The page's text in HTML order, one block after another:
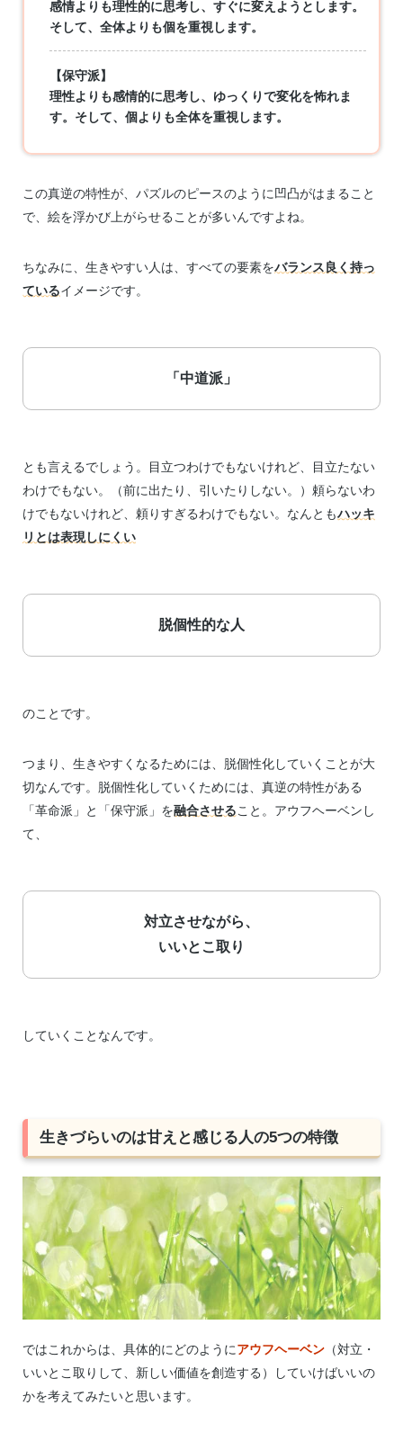
感情よりも理性的に思考し、すぐに変えようとします。
そして、全体よりも個を重視します。
【保守派】
理性よりも感情的に思考し、ゆっくりで変化を怖れま
す。そして、個よりも全体を重視します。
この真逆の特性が、パズルのピースのように凹凸がはまること
で、絵を浮かび上がらせることが多いんですよね。
ちなみに、生きやすい人は、すべての要素をバランス良く持っ
ているイメージです。
「中道派」
とも言えるでしょう。目立つわけでもないけれど、目立たない
わけでもない。（前に出たり、引いたりしない。）頼らないわ
けでもないけれど、頼りすぎるわけでもない。なんともハッキ
リとは表現しにくい
脱個性的な人
のことです。
つまり、生きやすくなるためには、脱個性化していくことが大
切なんです。脱個性化していくためには、真逆の特性がある
「革命派」と「保守派」を融合させること。アウフヘーベンし
て、
対立させながら、
いいとこ取り
していくことなんです。
生きづらいのは甘えと感じる人の5つの特徴
ではこれからは、具体的にどのようにアウフヘーベン （対立・
いいとこ取りして、新しい価値を創造する）していけばいいの
かを考えてみたいと思います。